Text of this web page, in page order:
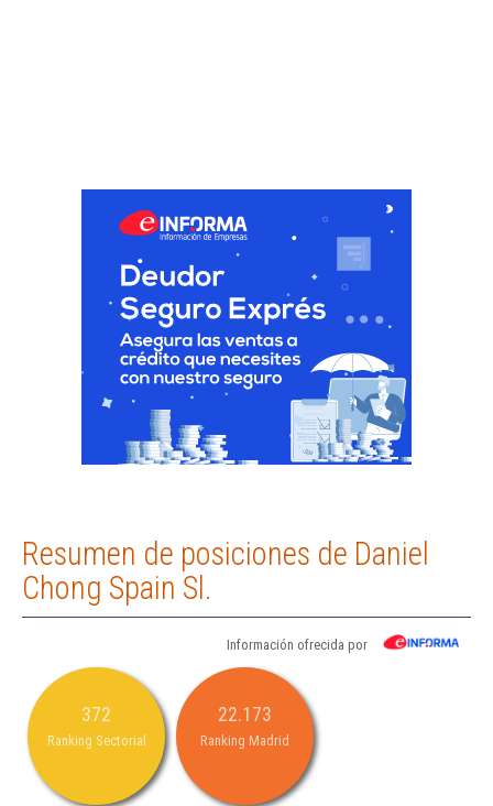
Resumen de posiciones de Daniel
Chong Spain Sl.
Información ofrecida por
372
Ranking Sectorial
22.173
Ranking Madrid